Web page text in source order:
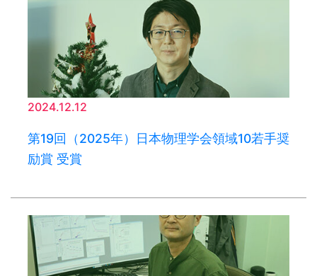
2024.12.12
第19回（2025年）日本物理学会領域10若手奨
励賞 受賞